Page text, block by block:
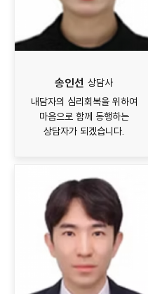
송인선 상담사
내담자의 심리회복을 위하여
마음으로 함께 동행하는
상담자가 되겠습니다.